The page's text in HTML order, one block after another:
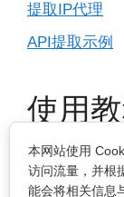
提取IP代理
API提取示例
使用
IP基本设置
本网站使用
访问流量，并根
能会将相关信息